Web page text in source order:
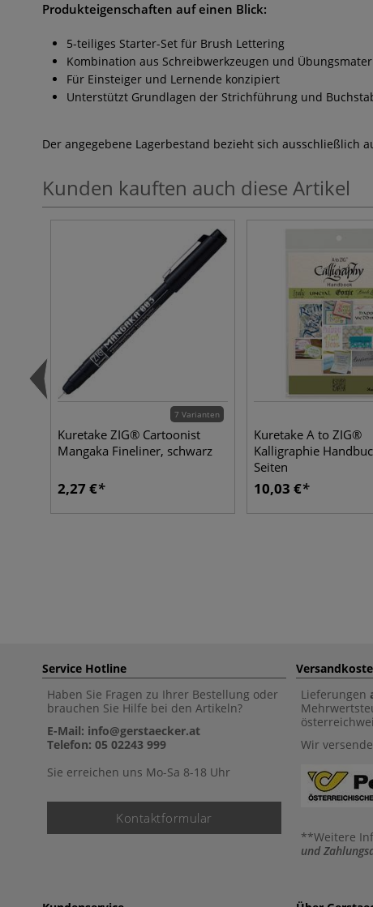
Produkteigenschaften auf einen Blick:
5-teiliges Starter-Set für Brush Lettering
Kombination aus Schreibwerkzeugen und
Für Einsteiger und Lernende konzipiert
Unterstützt Grundlagen der Strichführung und
Der angegebene Lagerbestand bezieht sich ausschließlich
Kunden kauften auch diese Artikel
7 Varianten
Kuretake ZIG® Cartoonist
Mangaka Fineliner, schwarz
2,27 €
Kuretake A to ZIG®
Kalligraphie
Seiten
10,03 €
Service Hotline
Haben Sie Fragen zu Ihrer Bestellung oder
brauchen Sie Hilfe bei den Artikeln?
E-Mail: info@gerstaecker.at
Telefon: 05 02243 999
Sie erreichen uns Mo-Sa 8-18 Uhr
Kontaktformular
Lieferungen
Wir
**Weitere
und